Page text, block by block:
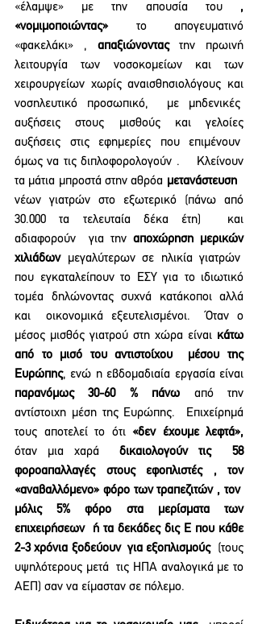
«έλαμψε» με την απουσία του ,
«νομιμοποιώντας» το απογευματινό
«φακελάκι» , απαξιώνοντας την πρωινή
λειτουργία των νοσοκομείων και των
χειρουργείων χωρίς αναισθησιολόγους και
νοσηλευτικό προσωπικό,  με μηδενικές
αυξήσεις στους μισθούς και γελοίες
αυξήσεις στις εφημερίες που επιμένουν
όμως να τις διπλοφορολογούν .    Κλείνουν
τα μάτια μπροστά στην αθρόα μετανάστευση
νέων γιατρών στο εξωτερικό (πάνω από
30.000 τα τελευταία δέκα έτη)  και
αδιαφορούν  για την αποχώρηση μερικών
χιλιάδων μεγαλύτερων σε ηλικία γιατρών
που εγκαταλείπουν το ΕΣΥ για το ιδιωτικό
τομέα δηλώνοντας συχνά κατάκοποι αλλά
και  οικονομικά εξευτελισμένοι.  Όταν ο
μέσος μισθός γιατρού στη χώρα είναι κάτω
από το μισό του αντιστοίχου  μέσου της
Ευρώπης
παρανόμως 30-60 % πάνω από την
αντίστοιχη μέση της Ευρώπης.  Επιχείρημά
τους αποτελεί το ότι
όταν μια χαρά
δικαιολογούν τις  58
φοροαπαλλαγές στους εφοπλιστές , τον
«αναβαλλόμενο» φόρο των τραπεζιτών , τον
μόλις 5% φόρο στα μερίσματα των
επιχειρήσεων  ή τα δεκάδες δις Ε που κάθε
2-3 χρόνια ξοδεύουν  για εξοπλισμούς (τους
υψηλότερους μετά  τις ΗΠΑ αναλογικά με το
ΑΕΠ) σαν να είμασταν σε πόλεμο.